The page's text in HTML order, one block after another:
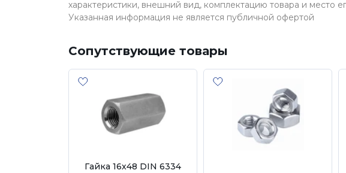
характеристики, внешний вид, комплектацию товара и место
Указанная информация не является публичной офертой
Сопутствующие товары
Гайка 16х48 DIN 6334